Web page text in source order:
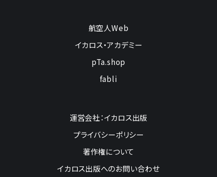
航空人Web
イカロス・アカデミー
pTa.shop
fabli
運営会社：イカロス出版
プライバシーポリシー
著作権について
イカロス出版へのお問い合わせ